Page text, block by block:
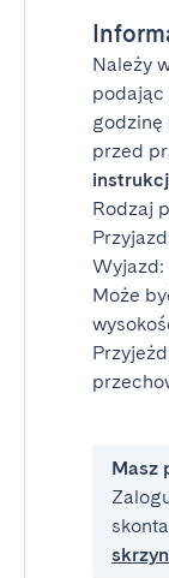
Należy
podając
godzinę
przed
Rodzaj
Wyjazd:
Może
Masz